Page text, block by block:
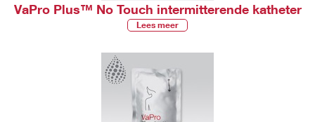
VaPro Plus™ No Touch intermitterende katheter
Lees meer